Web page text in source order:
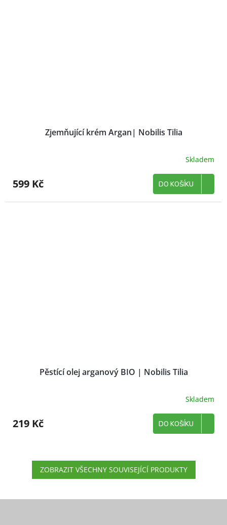
Zjemňující krém Argan| Nobilis Tilia
Skladem
599 Kč DO KOŠÍKU
Pěstící olej arganový BIO | Nobilis Tilia
Skladem
219 Kč DO KOŠÍKU
ZOBRAZIT VŠECHNY SOUVISEJÍCÍ PRODUKTY